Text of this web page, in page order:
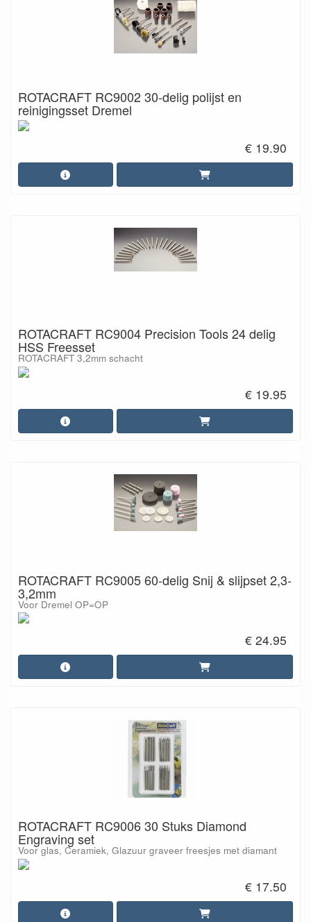
ROTACRAFT RC9002 30-delig polijst en
reinigingsset Dremel
€ 19.90
ROTACRAFT RC9004 Precision Tools 24 delig
HSS Freesset
ROTACRAFT 3,2mm schacht
€ 19.95
ROTACRAFT RC9005 60-delig Snij & slijpset 2,3-
3,2mm
Voor Dremel OP=OP
€ 24.95
ROTACRAFT RC9006 30 Stuks Diamond
Engraving set
Voor glas, Ceramiek, Glazuur graveer freesjes met diamant
€ 17.50